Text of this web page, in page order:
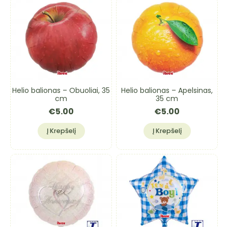
Helio balionas – Obuoliai, 35
cm
€5.00
Į Krepšelį
Helio balionas – Apelsinas,
35 cm
€5.00
Į Krepšelį